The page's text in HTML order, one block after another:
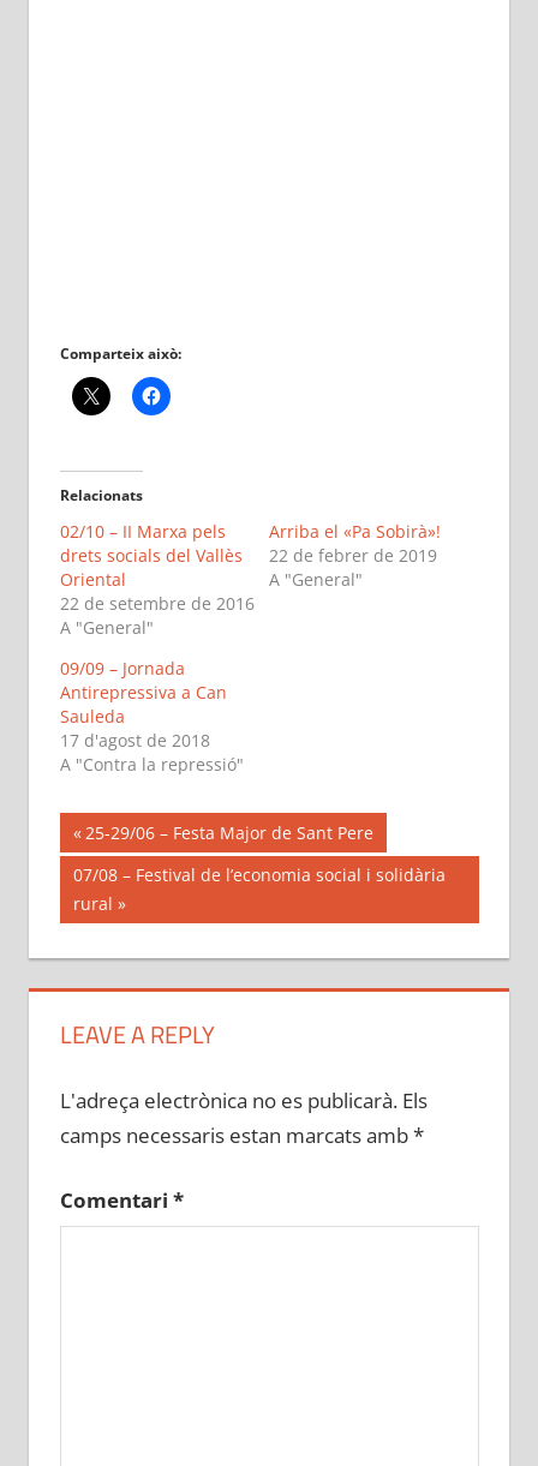
Comparteix això:
Relacionats
02/10 – II Marxa pels
drets socials del Vallès
Oriental
22 de setembre de 2016
A "General"
Arriba el «Pa Sobirà»!
22 de febrer de 2019
A "General"
09/09 – Jornada
Antirepressiva a Can
Sauleda
17 d'agost de 2018
A "Contra la repressió"
Navegació
d'entrades
Previous
Post:
25-29/06 – Festa Major de Sant Pere
Next
Post:
07/08 – Festival de l’economia social i solidària
rural
LEAVE A REPLY
L'adreça electrònica no es publicarà. Els
camps necessaris estan marcats amb*
Comentari *